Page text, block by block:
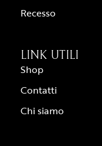
Recesso
LINK UTILI
Shop
Contatti
Chi siamo